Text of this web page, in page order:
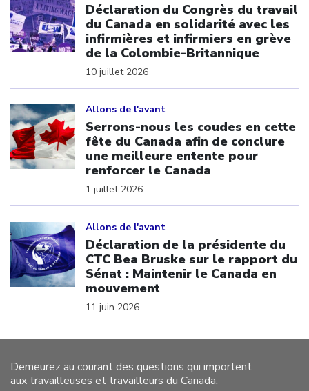
Déclaration du Congrès du travail
du Canada en solidarité avec les
infirmières et infirmiers en grève
de la Colombie-Britannique
10 juillet 2026
Allons de l'avant
Serrons-nous les coudes en cette
fête du Canada afin de conclure
une meilleure entente pour
renforcer le Canada
1 juillet 2026
Allons de l'avant
Déclaration de la présidente du
CTC Bea Bruske sur le rapport du
Sénat : Maintenir le Canada en
mouvement
11 juin 2026
Demeurez au courant des questions qui importent
aux travailleuses et travailleurs du Canada.